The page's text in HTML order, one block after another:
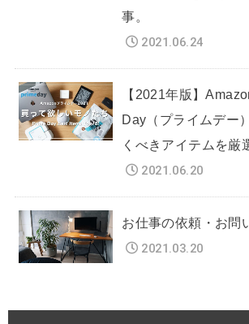
事。
2021.06.24
【2021年版】
Day（プライムデー
くべきアイテムを厳
2021.06.20
お仕事の依頼・お問
2021.03.20